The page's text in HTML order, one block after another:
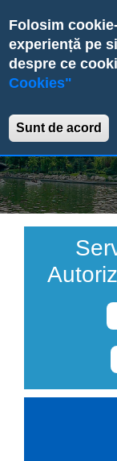
Folosim
experiență pe
despre ce
Cookies"
Sunt de acord
to
main
content